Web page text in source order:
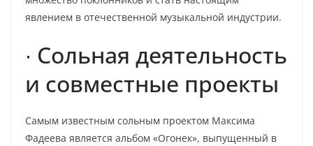
явлением в отечественной музыкальной индустрии.
∙ Сольная деятельность
и совместные проекты
Самым известным сольным проектом Максима
Фадеева является альбом «Огонек», выпущенный в